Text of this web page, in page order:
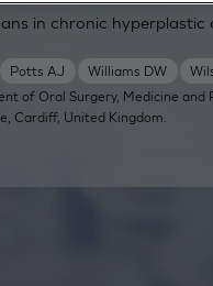
Potts AJ Williams DW
in chronic hyperplastic
of Oral Surgery, Medicine and
Cardiff, United Kingdom.